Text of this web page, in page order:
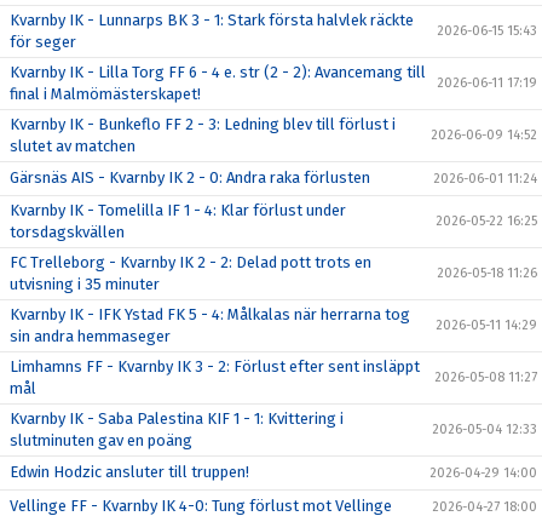
Kvarnby IK - Lunnarps BK 3 - 1: Stark första halvlek räckte
för seger
2026-06-15 15:43
Kvarnby IK - Lilla Torg FF 6 - 4 e. str (2 - 2): Avancemang till
final i Malmömästerskapet!
2026-06-11 17:19
Kvarnby IK - Bunkeflo FF 2 - 3: Ledning blev till förlust i
slutet av matchen
2026-06-09 14:52
Gärsnäs AIS - Kvarnby IK 2 - 0: Andra raka förlusten 2026-06-01 11:24
Kvarnby IK - Tomelilla IF 1 - 4: Klar förlust under
torsdagskvällen
2026-05-22 16:25
FC Trelleborg - Kvarnby IK 2 - 2: Delad pott trots en
utvisning i 35 minuter
2026-05-18 11:26
Kvarnby IK - IFK Ystad FK 5 - 4: Målkalas när herrarna tog
sin andra hemmaseger
2026-05-11 14:29
Limhamns FF - Kvarnby IK 3 - 2: Förlust efter sent insläppt
mål
2026-05-08 11:27
Kvarnby IK - Saba Palestina KIF 1 - 1: Kvittering i
slutminuten gav en poäng
2026-05-04 12:33
Edwin Hodzic ansluter till truppen! 2026-04-29 14:00
Vellinge FF - Kvarnby IK 4-0: Tung förlust mot Vellinge 2026-04-27 18:00